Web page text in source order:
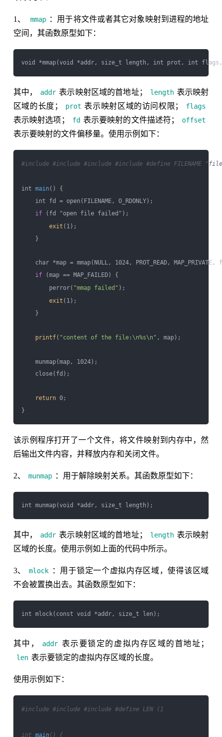
1、 mmap ：用于将文件或者其它对象映射到进程的地址
空间，其函数原型如下：
其中， addr 表示映射区域的首地址； length 表示映射
区域的长度；
prot 表示映射区域的访问权限； flags
表示映射选项； fd 表示要映射的文件描述符； offset
表示要映射的文件偏移量。使用示例如下：
#include #include #include #include #define FILENAME
int main() {
int fd = open(FILENAME, O_RDONLY);
if (fd "open file failed");
exit (1);
}
char *map = mmap(NULL, 1024, PROT_READ,
if (map == MAP_FAILED) {
perror( "mmap failed" );
exit (1);
}
printf( "content of the file:\n%s\n" , map);
munmap(map, 1024);
close(fd);
return 0;
该示例程序打开了一个文件，将文件映射到内存中，然
后输出文件内容，并释放内存和关闭文件。
2、 munmap ：用于解除映射关系。其函数原型如下：
其中， addr 表示映射区域的首地址； length 表示映射
区域的长度。使用示例如上面的代码中所示。
3、 mlock
：用于锁定一个虚拟内存区域，使得该区域
不会被置换出去。其函数原型如下：
其中， addr 表示要锁定的虚拟内存区域的首地址；
len 表示要锁定的虚拟内存区域的长度。
使用示例如下：
#include #include #include #define LEN (1
int main() {